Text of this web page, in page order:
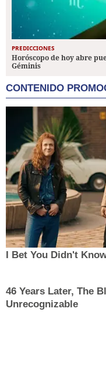
PREDICCIONES
Horóscopo de hoy abre
Géminis
CONTENIDO
I Bet You Didn't
46 Years Later, The
Unrecognizable